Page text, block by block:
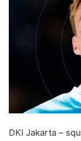
DKI Jakarta –